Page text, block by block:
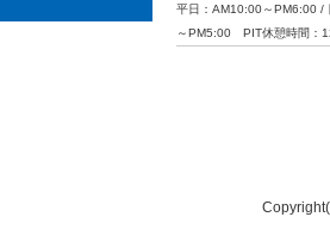
平日：AM10:00～PM6:00 /
～PM5:00 PIT休憩時間：